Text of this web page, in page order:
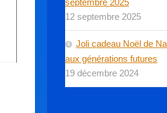
12 septembre 2025
Joli cadeau Noël de
aux générations futures
19 décembre 2024